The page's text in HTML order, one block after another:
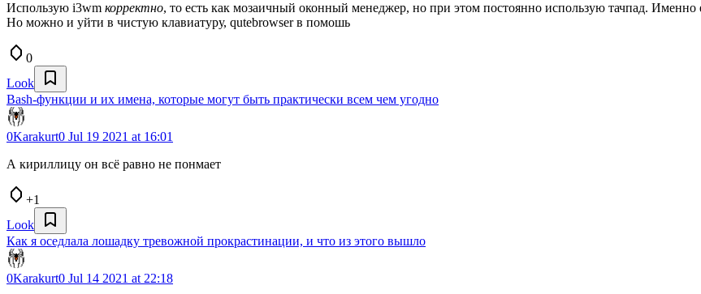
Использую i3wm корректно, то есть как мозаичный оконный менеджер, но при этом постоянно использую тачпад.
Но можно и уйти в чистую клавиатуру, qutebrowser в помошь
0
Look
Bash-функции и их имена, которые могут быть практически всем чем угодно
0Karakurt0 Jul 19 2021 at 16:01
А кириллицу он всё равно не понмает
+1
Look
Как я оседлала лошадку тревожной прокрастинации, и что из этого вышло
0Karakurt0 Jul 14 2021 at 22:18